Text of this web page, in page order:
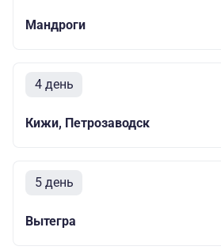
Мандроги
4 день
Кижи, Петрозаводск
5 день
Вытегра